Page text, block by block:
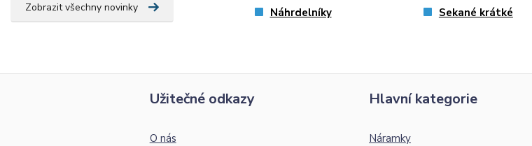
Zobrazit všechny novinky Náhrdelníky Sekané krátké
Užitečné odkazy
O nás
Hlavní kategorie
Náramky